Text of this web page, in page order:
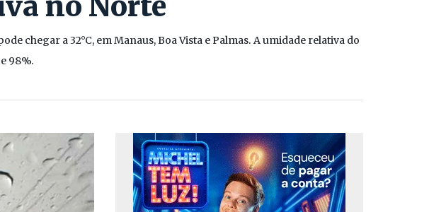
chegar a 32°C, em Manaus, Boa Vista e Palmas. A umidade relativa do
98%.